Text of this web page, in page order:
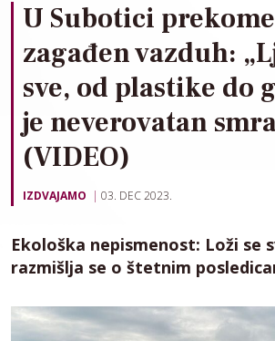
U Subotici
zagađen vazduh:
sve, od plastike do
je neverovatan
(VIDEO)
IZDVAJAMO 03. DEC 2023.
Ekološka nepismenost: Loži se
razmišlja se o štetnim